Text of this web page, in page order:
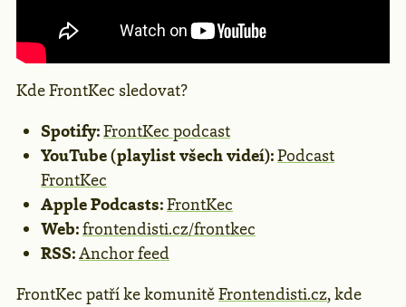
Kde FrontKec sledovat?
Spotify:FrontKec podcast
YouTube (playlist všech videí):Podcast
FrontKec
Apple Podcasts:FrontKec
Web:frontendisti.cz/frontkec
RSS:Anchor feed
FrontKec patří ke komunitěFrontendisti.cz, kde